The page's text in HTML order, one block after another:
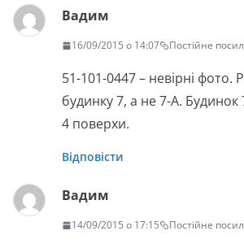
Вадим
16/09/2015 о 14:07 Постійне
51-101-0447 – невірні фото.
будинку 7, а не 7-А.
4 поверхи.
Відповісти
Вадим
14/09/2015 о 17:15 Постійне